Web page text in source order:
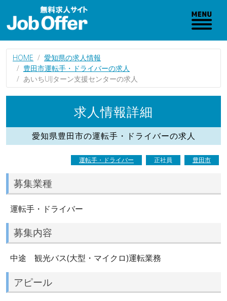
HOME
愛知県の求人情報
豊田市運転手・ドライバーの求人
あいちUIJターン支援センターの求人
求人情報詳細
愛知県豊田市の運転手・ドライバーの求人
運転手・ドライバー 正社員 豊田市
募集業種
運転手・ドライバー
募集内容
中途 観光バス(大型・マイクロ)運転業務
アピール